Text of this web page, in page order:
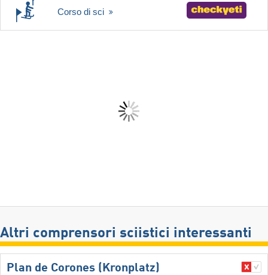
Corso di sci
Altri comprensori sciistici interessanti
Plan de Corones (Kronplatz)